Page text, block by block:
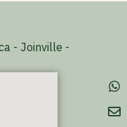
- Joinville -